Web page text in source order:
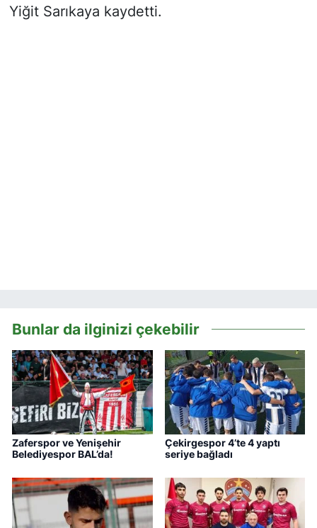
Yiğit Sarıkaya kaydetti.
Bunlar da ilginizi çekebilir
Zaferspor ve Yenişehir
Belediyespor BAL’da!
Çekirgespor 4’te 4 yaptı
seriye bağladı